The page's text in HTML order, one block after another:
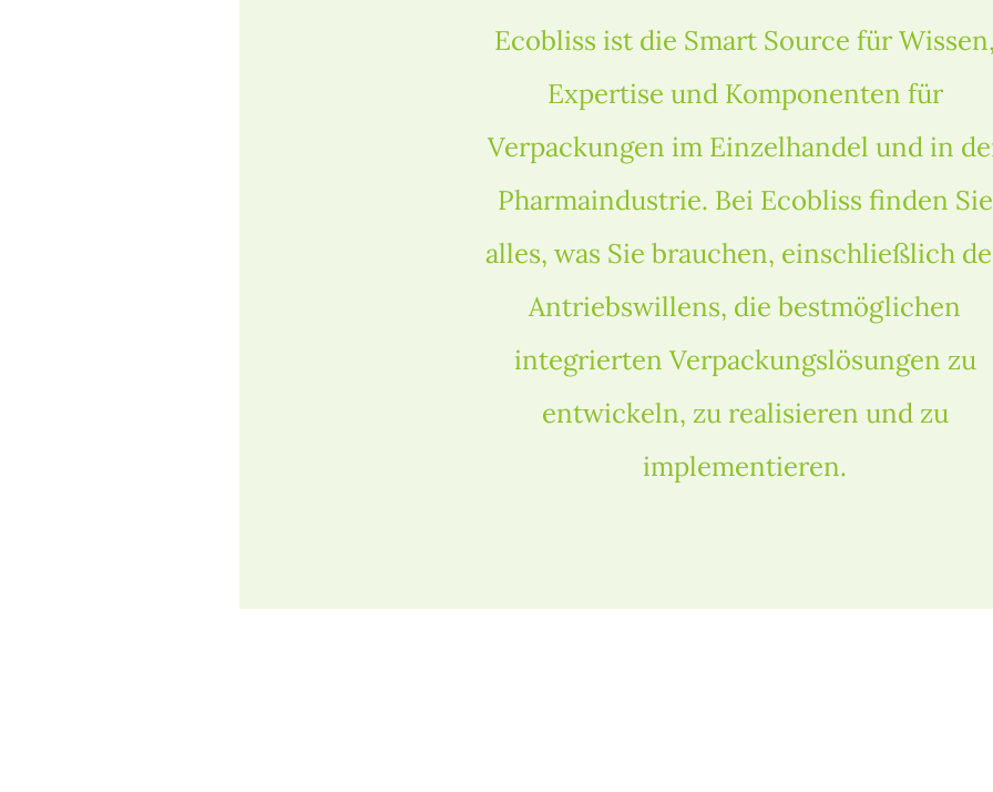
Ecobliss ist die Smart Source für
Expertise und Komponenten für
Verpackungen im Einzelhandel und in
Pharmaindustrie. Bei Ecobliss finden Sie
alles, was Sie brauchen, einschließlich
Antriebswillens, die bestmöglichen
integrierten Verpackungslösungen zu
entwickeln, zu realisieren und zu
implementieren.